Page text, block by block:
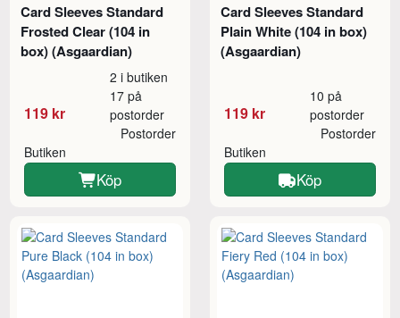
Card Sleeves Standard
Frosted Clear (104 in
box) (Asgaardian)
119 kr
2 i butiken
17 på
postorder
Butiken
Postorder
Köp
Card Sleeves Standard
Plain White (104 in box)
(Asgaardian)
119 kr
10 på
postorder
Butiken
Postorder
Köp